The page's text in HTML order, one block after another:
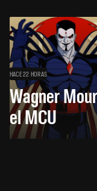
HACE 22 HORAS
Wagner
el MCU